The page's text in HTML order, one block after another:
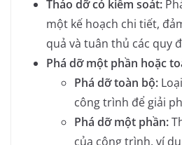
Tháo dỡ có kiểm soát:
một kế hoạch chi tiết,
quả và tuân thủ các quy
Phá dỡ một phần hoặc
Phá dỡ toàn bộ:
công trình để giải
Phá dỡ một phần:
của công trình, ví